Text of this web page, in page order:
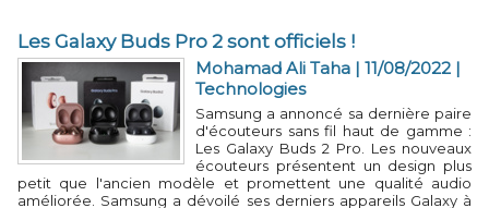
Les Galaxy Buds Pro 2 sont officiels !
Mohamad Ali Taha | 11/08/2022 |
Technologies
Samsung a annoncé sa dernière paire
d'écouteurs sans fil haut de gamme :
Les Galaxy Buds 2 Pro. Les nouveaux
écouteurs présentent un design plus
petit que l'ancien modèle et promettent une qualité audio
améliorée. Samsung a dévoilé ses derniers appareils Galaxy à